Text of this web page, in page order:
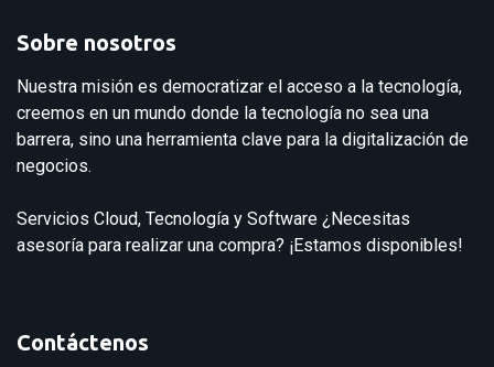
Sobre nosotros
Nuestra misión es democratizar el acceso a la tecnología,
creemos en un mundo donde la tecnología no sea una
barrera, sino una herramienta clave para la digitalización de
negocios.
Servicios Cloud, Tecnología y Software ¿Necesitas
asesoría para realizar una compra? ¡Estamos disponibles!
Contáctenos